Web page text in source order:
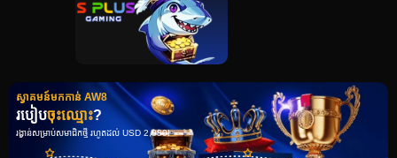
ស្វាគមន៍មកកាន់ AW8
របៀបចុះឈ្មោះ?
រង្វាន់សម្រាប់សមាជិកថ្មី រហូតដល់ USD 2,880!